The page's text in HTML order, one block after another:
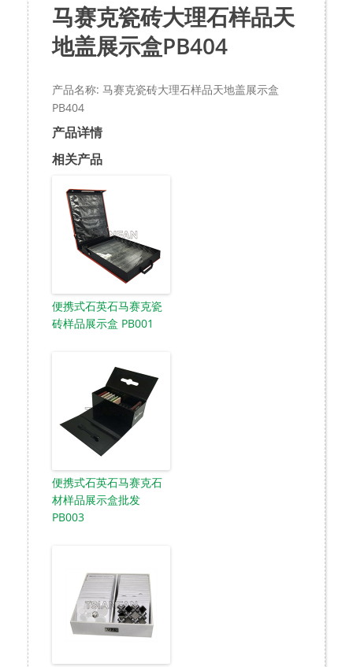
马赛克瓷砖大理石样品天
地盖展示盒PB404
产品名称: 马赛克瓷砖大理石样品天地盖展示盒
PB404
产品详情
相关产品
便携式石英石马赛克瓷
砖样品展示盒 PB001
便携式石英石马赛克石
材样品展示盒批发
PB003